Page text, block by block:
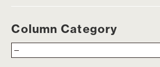
Column Category